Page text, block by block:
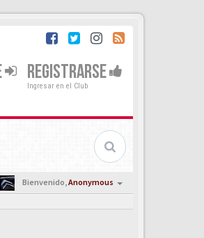
REGISTRARSE
Ingresar en el Club
Bienvenido,Anonymous